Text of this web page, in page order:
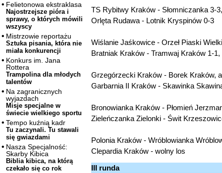
Felietonowa ekstraklasa
Najostrzejsze pióra i
sprawy, o których mówili
wszyscy
Mistrzowie reportażu
Sztuka pisania, która nie
miała konkurencji
Konkurs im. Jana
Rottera
Trampolina dla młodych
talentów
Na zagranicznych
wyjazdach
Misje specjalne w
świecie wielkiego sportu
Tempo kuźnią kadr
Tu zaczynali. Tu stawali
się gwiazdami
Nasza Specjalność:
Skarby Kibica
Biblia kibica, na którą
czekało się co rok
TS Rybitwy Kraków - Słomniczanka 3-
Orlęta Rudawa - Lotnik Kryspinów 0-3
Wiślanie Jaśkowice - Orzeł Piaski
Bratniak Kraków - Tramwaj Kraków 1-1,
Grzegórzecki Kraków - Borek Kraków,
Garbarnia II Kraków - Skawinka
Bronowianka Kraków - Płomień
Zieleńczanka Zielonki - Świt
Polonia Kraków - Wróblowianka
Clepardia Kraków - wolny los
III runda